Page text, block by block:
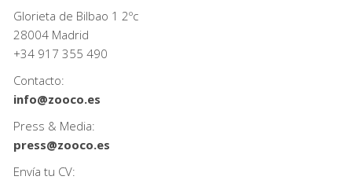
Glorieta de Bilbao 1 2ºc
28004 Madrid
+34 917 355 490
Contacto:
info@zooco.es
Press & Media:
press@zooco.es
Envía tu CV: